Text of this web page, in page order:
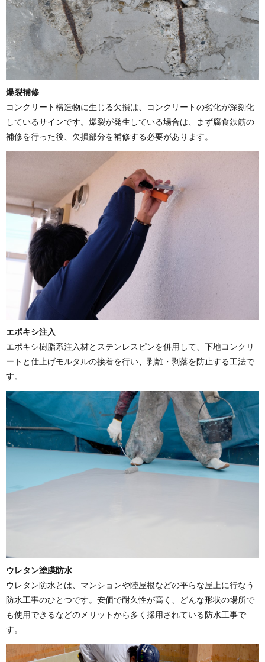
爆裂補修
コンクリート構造物に生じる欠損は、コンクリートの劣化が深刻化
しているサインです。爆裂が発生している場合は、まず腐食鉄筋の
補修を行った後、欠損部分を補修する必要があります。
エポキシ注入
エポキシ樹脂系注入材とステンレスピンを併用して、下地コンクリ
ートと仕上げモルタルの接着を行い、剥離・剥落を防止する工法で
す。
ウレタン塗膜防水
ウレタン防水とは、マンションや陸屋根などの平らな屋上に行なう
防水工事のひとつです。安価で耐久性が高く、どんな形状の場所で
も使用できるなどのメリットから多く採用されている防水工事で
す。